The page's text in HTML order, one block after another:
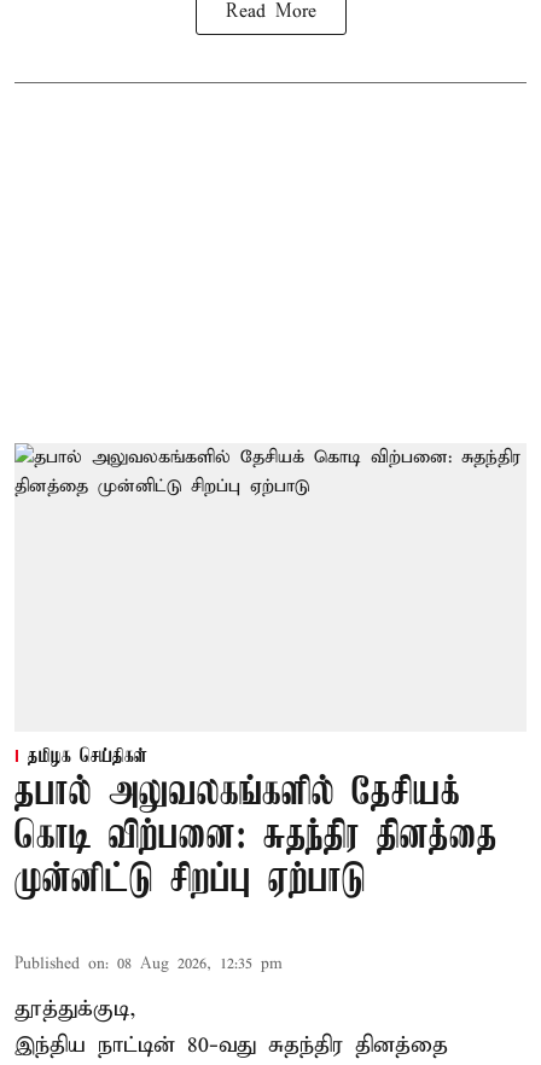
Read More
தமிழக செய்திகள்
தபால் அலுவலகங்களில் தேசியக்
கொடி விற்பனை: சுதந்திர தினத்தை
முன்னிட்டு சிறப்பு ஏற்பாடு
Published on: 08 Aug 2026, 12:35 pm
தூத்துக்குடி,
இந்திய நாட்டின் 80-வது சுதந்திர தினத்தை